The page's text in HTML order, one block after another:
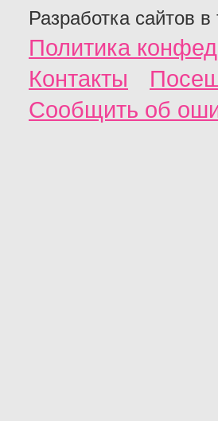
Разработка сайтов в
Политика
Контакты
Сообщить об